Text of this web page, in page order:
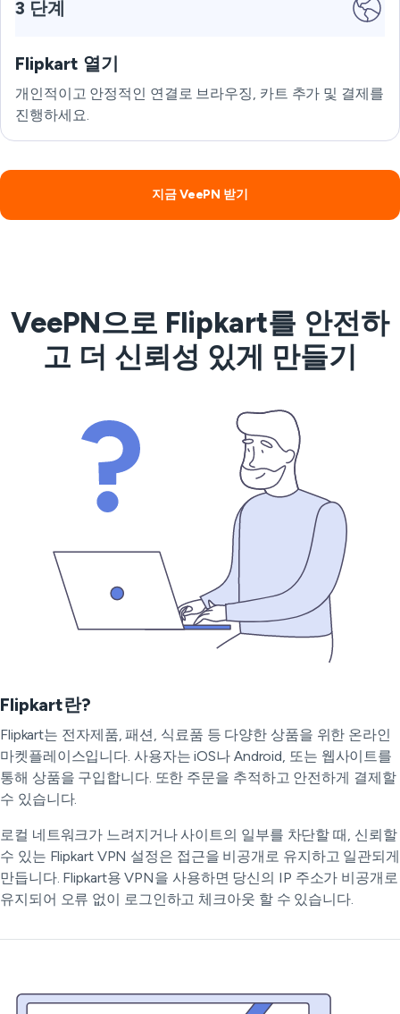
3 단계
Flipkart 열기
개인적이고 안정적인 연결로 브라우징, 카트 추가 및 결제를
진행하세요.
지금 VeePN 받기
VeePN으로 Flipkart를 안전하
고 더 신뢰성 있게 만들기
Flipkart란?
Flipkart는 전자제품, 패션, 식료품 등 다양한 상품을 위한 온라인
마켓플레이스입니다. 사용자는 iOS나 Android, 또는 웹사이트를
통해 상품을 구입합니다. 또한 주문을 추적하고 안전하게 결제할
수 있습니다.
로컬 네트워크가 느려지거나 사이트의 일부를 차단할 때, 신뢰할
수 있는 Flipkart VPN 설정은 접근을 비공개로 유지하고 일관되게
만듭니다. Flipkart용 VPN을 사용하면 당신의 IP 주소가 비공개로
유지되어 오류 없이 로그인하고 체크아웃 할 수 있습니다.